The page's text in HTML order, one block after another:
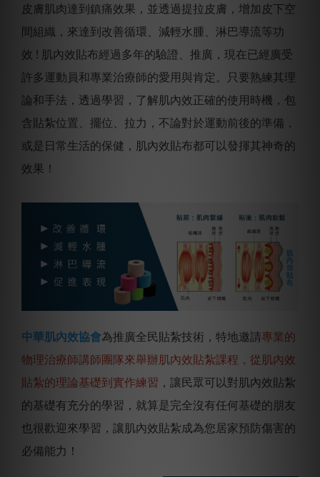
皮膚肌肉達到鎮痛效果，並透過提拉皮膚，增加皮下空
間組織，來達到改善循環、減輕水腫、淋巴導流等功
效 ! 肌內效貼布經過多年的驗證、推廣，現在已經廣受
許多運動員和專業治療師的愛用與肯定。只要熟練其理
論和手法，透過學習，了解肌內效正確的使用時機，包
含貼紮位置、擺位、拉力，不論對於運動前後的準備，
或是日常生活的保健，肌內效貼布都可以發揮其神奇的
效果！
中華肌內效協會為推廣全民貼紮技術，特地邀請專業的
物理治療師講師團隊來舉辦肌內效貼紮課程，從肌內效
貼紮的理論基礎到實作練習 ，讓民眾可以對肌內效貼紮
的基礎有充分的學習，就算是完全沒有任何基礎的朋友
也很歡迎來學習，讓肌內效貼紮成為您居家預防傷害的
必備能力！